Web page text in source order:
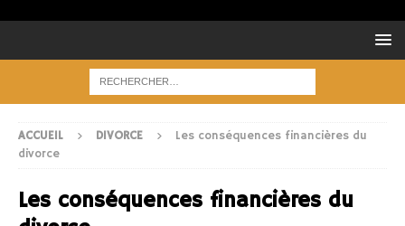
ACCUEIL DIVORCE
Les conséquences financières du
divorce
Les conséquences financières du